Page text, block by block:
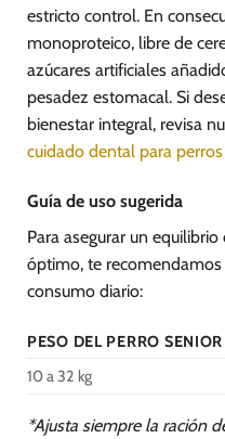
estricto control. En
monoproteico, libre de
azúcares artificiales
pesadez estomacal. Si
bienestar integral, revisa
cuidado dental para
Guía de uso sugerida
Para asegurar un
óptimo, te recomendamos
consumo diario:
PESO DEL PERRO SENIOR
10 a 32 kg
*Ajusta siempre la ración